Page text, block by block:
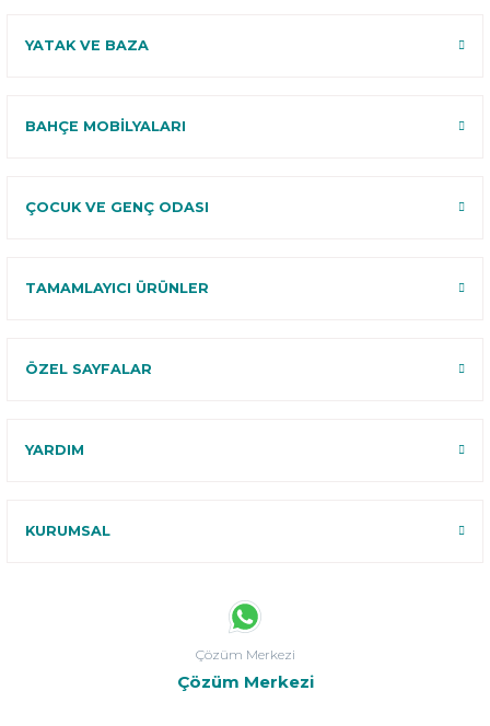
YATAK VE BAZA
BAHÇE MOBİLYALARI
ÇOCUK VE GENÇ ODASI
TAMAMLAYICI ÜRÜNLER
ÖZEL SAYFALAR
YARDIM
KURUMSAL
Çözüm Merkezi
Çözüm Merkezi